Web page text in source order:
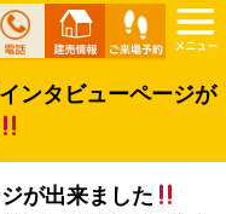
ンタビューページが
が出来ました